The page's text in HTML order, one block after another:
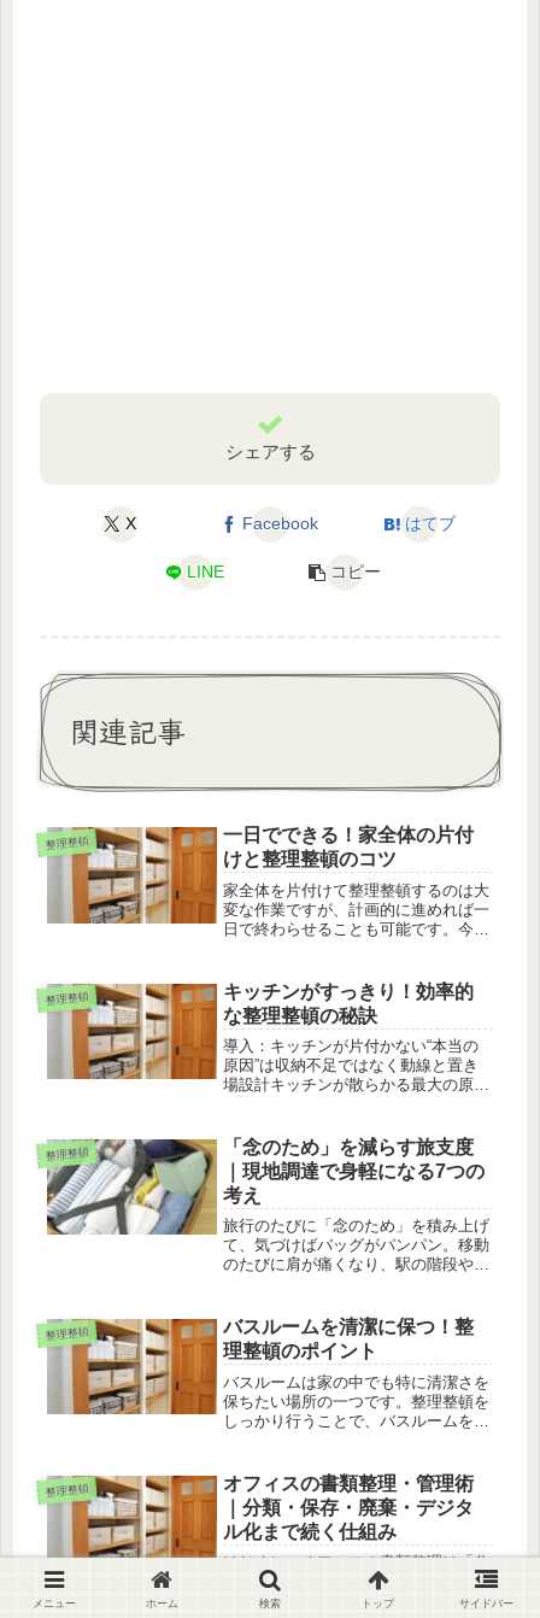
シェアする
X Facebook はてブ
LINE コピー
関連記事
整理整頓
一日でできる！家全体の片付
けと整理整頓のコツ
家全体を片付けて整理整頓するのは大
変な作業ですが、計画的に進めれば一
日で終わらせることも可能です。今回
必要な道具を揃える片付けと整理整頓
に必要な道具を事前に揃えましょう。
ゴ...
整理整頓
キッチンがすっきり！効率的
な整理整頓の秘訣
導入：キッチンが片付かない“本当の
原因”は収納不足ではなく動線と置き
場設計キッチンが散らかる最大の原因
いから片付かないのではなく、使う場
所と戻す場所がズレていることで“仮
置...
整理整頓
「念のため」を減らす旅支度
｜現地調達で身軽になる7つの
考え
旅行のたびに「念のため」を積み上げ
て、気づけばバッグがパンパン。移動
のたびに肩が痛くなり、駅の階段や乗
しかも荷物が多いと、ホテルやカフェ
でいちいち荷物を整えたり、取り出し
た...
整理整頓
バスルームを清潔に保つ！整
理整頓のポイント
バスルームは家の中でも特に清潔さを
保ちたい場所の一つです。整理整頓を
しっかり行うことで、バスルームを常
つための整理整頓のポイントを紹介し
ます。収納スペースの有効活用吊るす
収...
整理整頓
オフィスの書類整理・管理術
｜分類・保存・廃棄・デジタ
ル化まで続く仕組み
はじめに：オフィスの書類整理は「分
類・置き場所・期限」から決めるオフ
ィスの書類整理は、きれいに並べる作
メニュー ホーム 検索 トップ サイドバー